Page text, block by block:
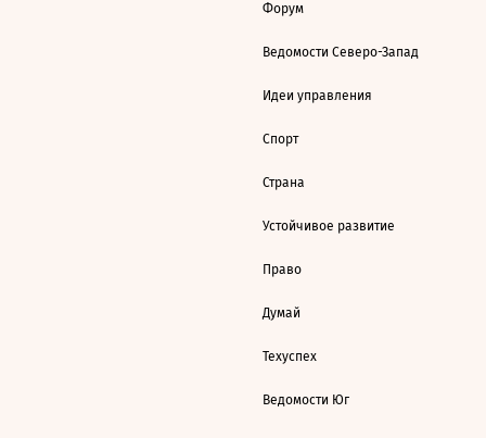
Форум
Ведомости Северо-Запад
Идеи управления
Спорт
Страна
Устойчивое развитие
Право
Думай
Техуспех
Ведомости Юг